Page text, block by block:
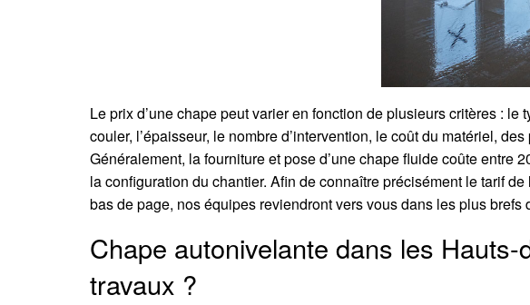
Le prix d’une chape peut varier en fonction de plusieurs critères :
couler, l’épaisseur, le nombre d’intervention, le coût du matériel,
Généralement, la fourniture et pose d’une chape fluide coûte entre
la configuration du chantier. Afin de connaître précisément le tarif
bas de page, nos équipes reviendront vers vous dans les plus brefs
Chape autonivelante dans les
travaux ?